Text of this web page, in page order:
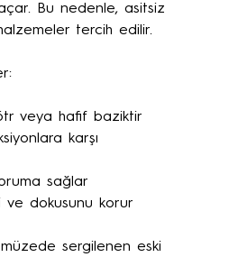
Bu nedenle, asitsiz
tercih edilir.
veya hafif baziktir
karşı
sağlar
ve dokusunu korur
sergilenen eski